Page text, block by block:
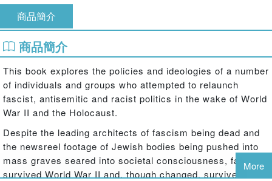
商品簡介
商品簡介
This book explores the policies and ideologies of a number
of individuals and groups who attempted to relaunch
fascist, antisemitic and racist politics in the wake of World
War II and the Holocaust.
Despite the leading architects of fascism being dead and
the newsreel footage of Jewish bodies being pushed into
mass graves seared into societal consciousness, fascism
survived World War II and, though changed, survives to
More